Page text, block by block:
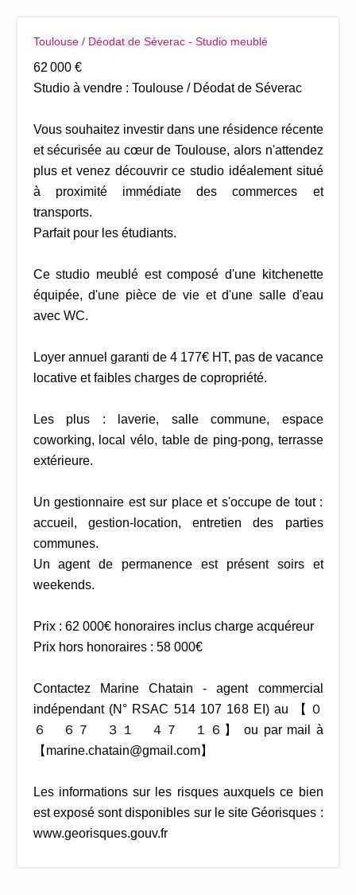
Toulouse / Déodat de Séverac - Studio meublé
62 000 €
Studio à vendre : Toulouse / Déodat de Séverac
Vous souhaitez investir dans une résidence récente
et sécurisée au cœur de Toulouse, alors n'attendez
plus et venez découvrir ce studio idéalement situé
à proximité immédiate des commerces et
transports.
Parfait pour les étudiants.
Ce studio meublé est composé d'une kitchenette
équipée, d'une pièce de vie et d'une salle d'eau
avec WC.
Loyer annuel garanti de 4 177€ HT, pas de vacance
locative et faibles charges de copropriété.
Les plus : laverie, salle commune, espace
coworking, local vélo, table de ping-pong, terrasse
extérieure.
Un gestionnaire est sur place et s'occupe de tout :
accueil, gestion-location, entretien des parties
communes.
Un agent de permanence est présent soirs et
weekends.
Prix : 62 000€ honoraires inclus charge acquéreur
Prix hors honoraires : 58 000€
Contactez Marine Chatain - agent commercial
indépendant (N° RSAC 514 107 168 EI) au 【 ０
６ ６７ ３１ ４７ １６】 ou par mail à
【marine.chatain@gmail.com】
Les informations sur les risques auxquels ce bien
est exposé sont disponibles sur le site Géorisques :
www.georisques.gouv.fr